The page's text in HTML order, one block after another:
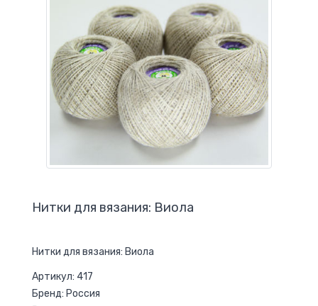
Нитки для вязания: Виола
Нитки для вязания: Виола
Артикул: 417
Бренд: Россия